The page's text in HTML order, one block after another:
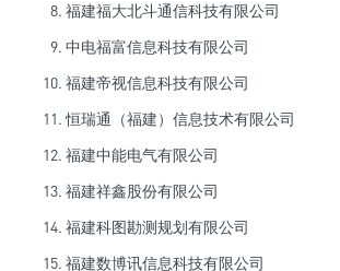
福建福大北斗通信科技有限公司
中电福富信息科技有限公司
福建帝视信息科技有限公司
恒瑞通（福建）信息技术有限公司
福建中能电气有限公司
福建祥鑫股份有限公司
福建科图勘测规划有限公司
福建数博讯信息科技有限公司